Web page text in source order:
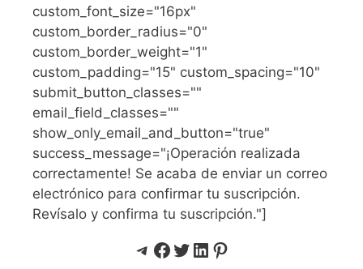
custom_font_size="16px"
custom_border_radius="0"
custom_border_weight="1"
custom_padding="15" custom_spacing="10"
submit_button_classes=""
email_field_classes=""
show_only_email_and_button="true"
success_message="¡Operación realizada
correctamente! Se acaba de enviar un correo
electrónico para confirmar tu suscripción.
Revísalo y confirma tu suscripción."]
Telegram
Facebook
Twitter
LinkedIn
Pinterest